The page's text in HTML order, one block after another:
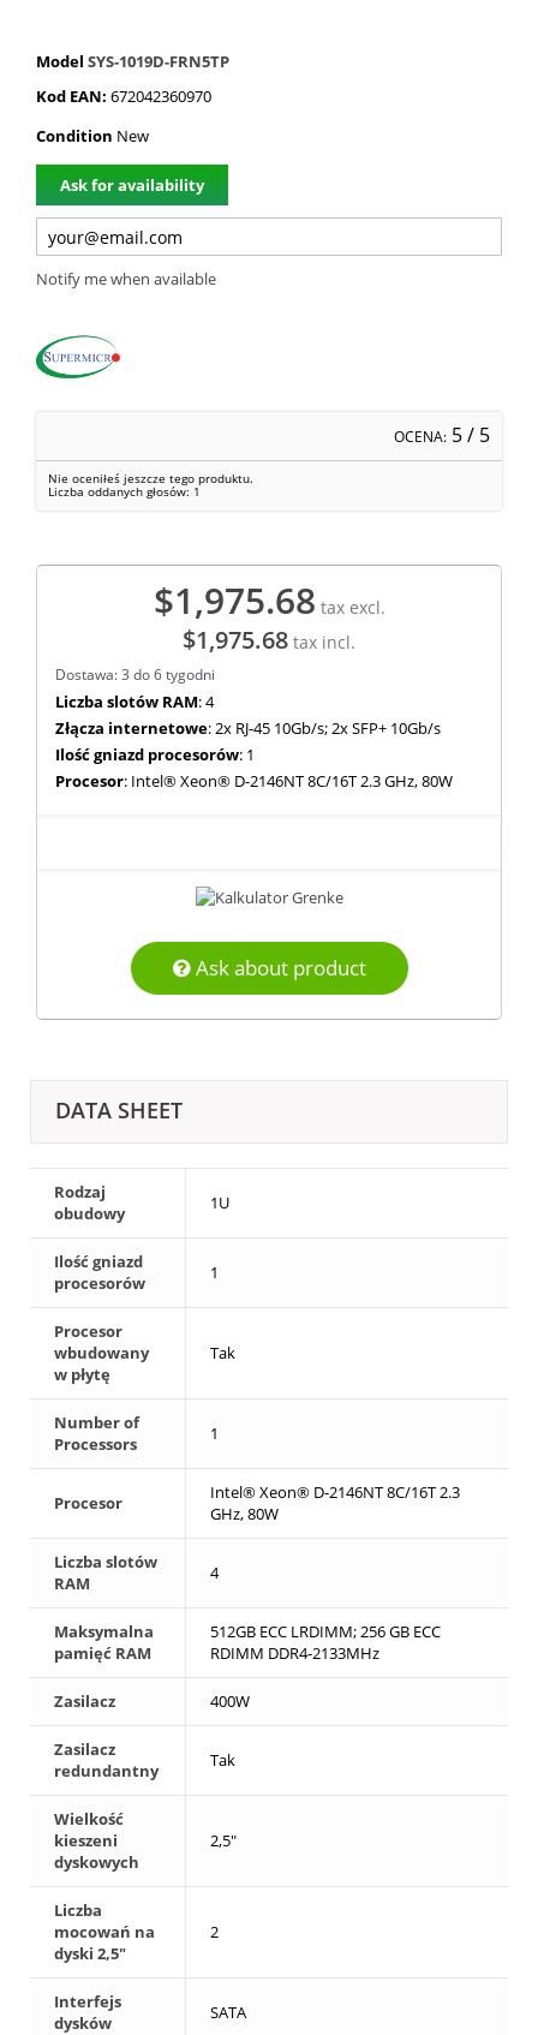
Model SYS-1019D-FRN5TP
Kod EAN: 672042360970
Condition New
Ask for availability
Notify me when available
OCENA: 5/ 5
Nie oceniłeś jeszcze tego produktu.
Liczba oddanych głosów: 1
$1,975.68 tax excl.
$1,975.68 tax incl.
Dostawa: 3 do 6 tygodni
Liczba slotów RAM: 4
Złącza internetowe: 2x RJ-45 10Gb/s; 2x SFP+ 10Gb/s
Ilość gniazd procesorów: 1
Procesor: Intel® Xeon® D-2146NT 8C/16T 2.3 GHz, 80W
Ask about product
DATA SHEET
Rodzaj
obudowy
1U
Ilość gniazd
procesorów
1
Procesor
wbudowany
w płytę
Tak
Number of
Processors
1
Procesor
Intel® Xeon® D-2146NT 8C/16T 2.3
GHz, 80W
Liczba slotów
RAM
4
Maksymalna
pamięć RAM
512GB ECC LRDIMM; 256 GB ECC
RDIMM DDR4-2133MHz
Zasilacz 400W
Zasilacz
redundantny
Tak
Wielkość
kieszeni
dyskowych
2,5"
Liczba
mocowań na
dyski 2,5"
2
Interfejs
dysków
SATA